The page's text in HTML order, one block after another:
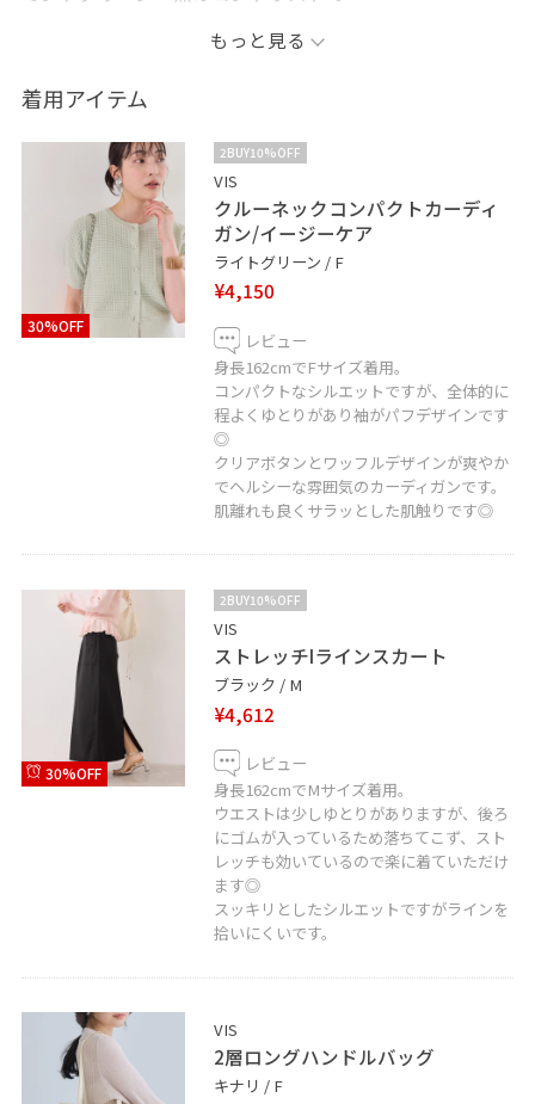
大人のレディコーデにしてみました！
LINEで在庫のお問い合わせや商品、コーディネートのご
相談など是非お気軽にお問い合わせくださいませ。
LINEで大分アミュプラザVISスタッフにご相談は【友だち
追加】をタップ！！
もっと見る
着用アイテム
30%OFF
2BUY10%OFF
VIS
クルーネックコンパクトカーディ
ガン/イージーケア
ライトグリーン / F
¥4,150
レビュー
身長162cmでFサイズ着用。
コンパクトなシルエットですが、全体的に
程よくゆとりがあり袖がパフデザインです
◎
クリアボタンとワッフルデザインが爽やか
でヘルシーな雰囲気のカーディガンです。
肌離れも良くサラッとした肌触りです◎
30%OFF
2BUY10%OFF
VIS
ストレッチIラインスカート
ブラック / M
¥4,612
レビュー
身長162cmでMサイズ着用。
ウエストは少しゆとりがありますが、後ろ
にゴムが入っているため落ちてこず、スト
レッチも効いているので楽に着ていただけ
ます◎
スッキリとしたシルエットですがラインを
拾いにくいです。
VIS
2層ロングハンドルバッグ
キナリ / F